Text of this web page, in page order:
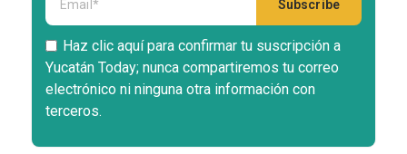
Haz clic aquí para confirmar tu suscripción a
Yucatán Today; nunca compartiremos tu correo
electrónico ni ninguna otra información con
terceros.